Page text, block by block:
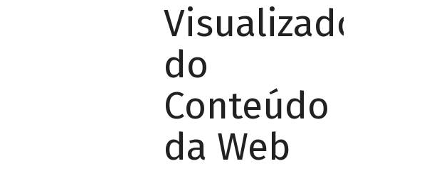
Visualizador
do
Conteúdo
da Web